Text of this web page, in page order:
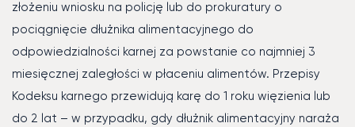
złożeniu wniosku na policję lub do prokuratury o
pociągnięcie dłużnika alimentacyjnego do
odpowiedzialności karnej za powstanie co najmniej 3
miesięcznej zaległości w płaceniu alimentów. Przepisy
Kodeksu karnego przewidują karę do 1 roku więzienia lub
do 2 lat – w przypadku, gdy dłużnik alimentacyjny naraża